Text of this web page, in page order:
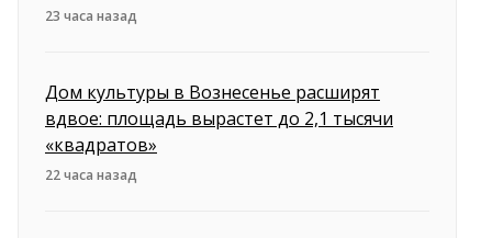
23 часа назад
Дом культуры в Вознесенье расширят
вдвое: площадь вырастет до 2,1 тысячи
«квадратов»
22 часа назад